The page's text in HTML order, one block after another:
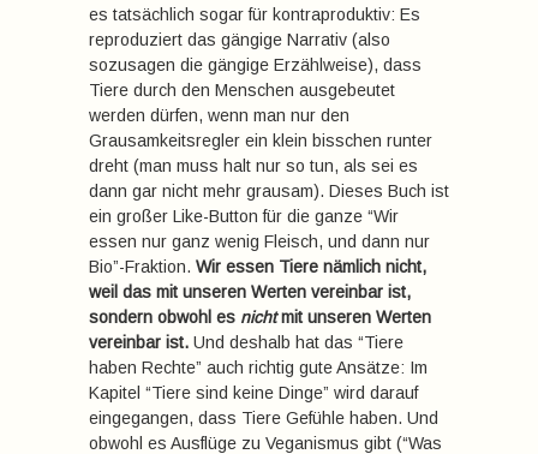
es tatsächlich sogar für kontraproduktiv: Es
reproduziert das gängige Narrativ (also
sozusagen die gängige Erzählweise), dass
Tiere durch den Menschen ausgebeutet
werden dürfen, wenn man nur den
Grausamkeitsregler ein klein bisschen runter
dreht (man muss halt nur so tun, als sei es
dann gar nicht mehr grausam). Dieses Buch ist
ein großer Like-Button für die ganze “Wir
essen nur ganz wenig Fleisch, und dann nur
Bio”-Fraktion. Wir essen Tiere nämlich nicht,
weil das mit unseren Werten vereinbar ist,
sondern obwohl es nichtmit unseren Werten
vereinbar ist. Und deshalb hat das “Tiere
haben Rechte” auch richtig gute Ansätze: Im
Kapitel “Tiere sind keine Dinge” wird darauf
eingegangen, dass Tiere Gefühle haben. Und
obwohl es Ausflüge zu Veganismus gibt (“Was